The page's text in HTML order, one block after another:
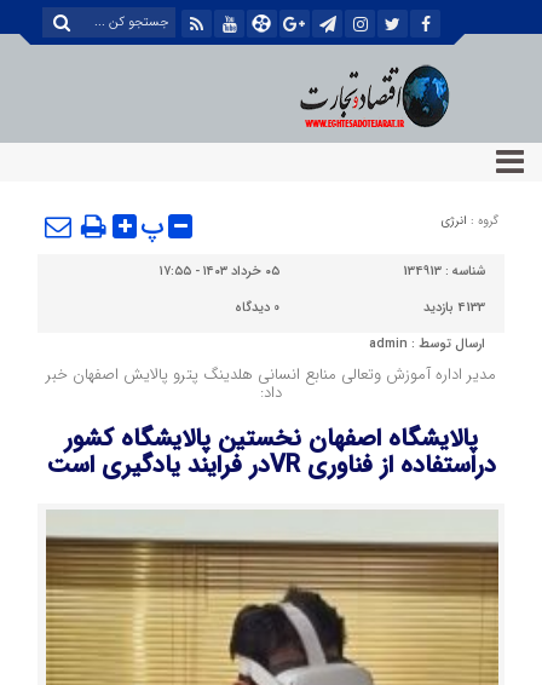
گروه : انرژی پ
شناسه : 134913
۰۵ خرداد ۱۴۰۳ - ۱۷:۵۵
4133 بازدید
0 دیدگاه
ارسال توسط : admin
مدیر اداره آموزش وتعالی منابع انسانی هلدینگ پترو پالایش اصفهان خبر
داد:
پالایشگاه اصفهان نخستین پالایشگاه کشور
دراستفاده از فناوری VRدر فرایند یادگیری است